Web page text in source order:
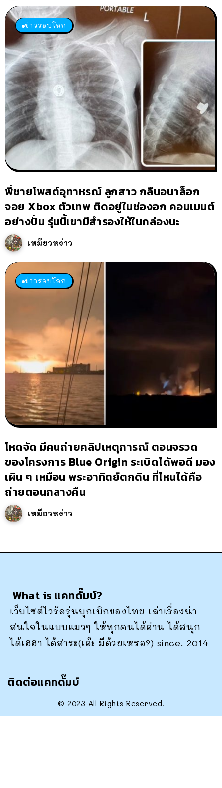
ข่าวรอบโลก
พี่ชายโพสต์อุทาหรณ์ ลูกสาว กลืนอนาล็อก
จอย Xbox ตัวเทพ ติดอยู่ในช่องอก คอมเมนต์
อย่างปั่น รุ่นนี้เขามีสำรองให้ในกล่องนะ
เหมียวหง่าว
ข่าวรอบโลก
โหดจัด มีคนถ่ายคลิปเหตุการณ์ ตอนจรวด
ของโครงการ Blue Origin ระเบิดได้พอดี มอง
เผิน ๆ เหมือน พระอาทิตย์ตกดิน ที่ไหนได้คือ
ถ่ายตอนกลางคืน
เหมียวหง่าว
What is แคทดั๊มบ์?
เว็บไซต์ไวรัลรุ่นบุกเบิกของไทย เล่าเรื่องน่า
สนใจในแบบแมวๆ ให้ทุกคนได้อ่าน ได้สนุก
ได้เฮฮา ได้สาระ(เอ๊ะ มีด้วยเหรอ?) since. 2014
ติดต่อแคทดั๊มบ์
© 2023 All Rights Reserved.